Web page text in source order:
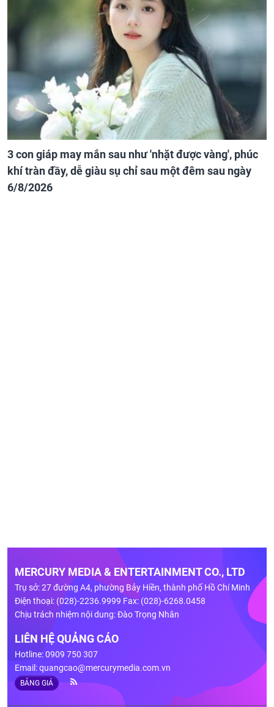
3 con giáp may mắn sau như 'nhặt được vàng', phúc
khí tràn đầy, dễ giàu sụ chỉ sau một đêm sau ngày
6/8/2026
MERCURY MEDIA & ENTERTAINMENT CO., LTD
Trụ sở: 27 đường A4, phường Bảy Hiền, thành phố Hồ Chí Minh
Điện thoại: (028)-2236.9999 Fax: (028)-6268.0458
Chịu trách nhiệm nội dung: Đào Trọng Nhân
LIÊN HỆ QUẢNG CÁO
Hotline: 0909 750 307
Email:quangcao@mercurymedia.com.vn
BẢNG GIÁ